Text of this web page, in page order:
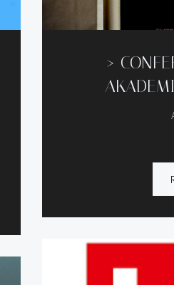
—–>